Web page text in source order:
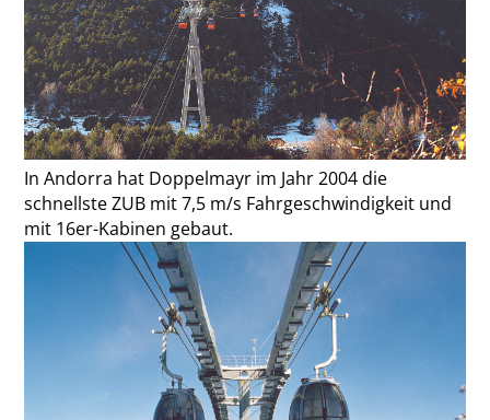
In Andorra hat Doppelmayr im Jahr 2004 die
schnellste ZUB mit 7,5 m/s Fahrgeschwindigkeit und
mit 16er-Kabinen gebaut.